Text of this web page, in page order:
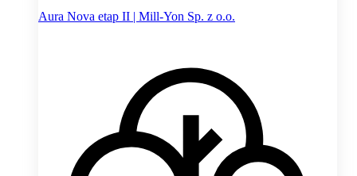
Aura Nova etap II | Mill-Yon Sp. z o.o.